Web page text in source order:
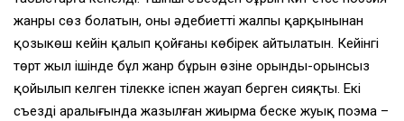
жанры сөз болатын, оның әдебиеттің жалпы қарқынынан
қозыкөш кейін қалып қойғаны көбірек айтылатын. Кейінгі
төрт жыл ішінде бұл жанр бұрын өзіне орынды-орынсыз
қойылып келген тілекке іспен жауап берген сияқты. Екі
съездің аралығында жазылған жиырма беске жуық поэма –